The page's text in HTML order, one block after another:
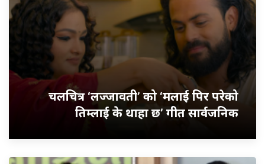
चलचित्र ‘लज्जावती’ को ‘मलाई पिर परेको
तिम्लाई के थाहा छ’ गीत सार्वजनिक